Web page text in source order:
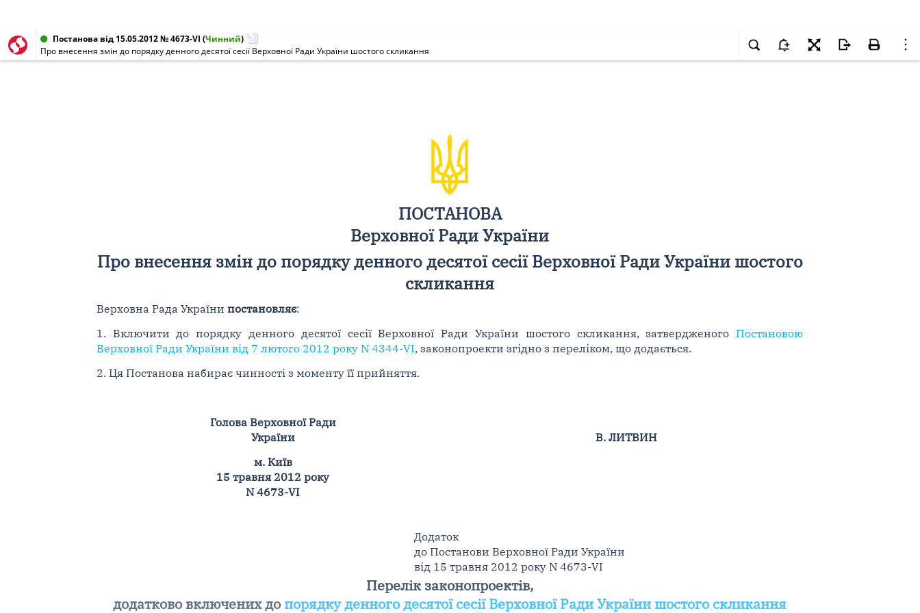
Постанова від 15.05.2012 № 4673-VI (Чинний)
Про внесення змін до порядку денного десятої сесії Верховної Ради України шостого скликання
ПОСТАНОВА
Верховної Ради України
Про внесення змін до порядку денного десятої сесії Верховної Ради України шостого
скликання
Верховна Рада України постановляє:
1. Включити до порядку денного десятої сесії Верховної Ради України шостого скликання, затвердженогоПостановою
Верховної Ради України від 7 лютого 2012 року N 4344-VI, законопроекти згідно з переліком, що додається.
2. Ця Постанова набирає чинності з моменту її прийняття.
Голова Верховної Ради
України
В. ЛИТВИН
м. Київ
15 травня 2012 року
N 4673-VI
Додаток
до Постанови Верховної Ради України
від 15 травня 2012 року N 4673-VI
Перелік законопроектів,
додатково включених допорядку денного десятої сесії Верховної Ради України шостого скликання